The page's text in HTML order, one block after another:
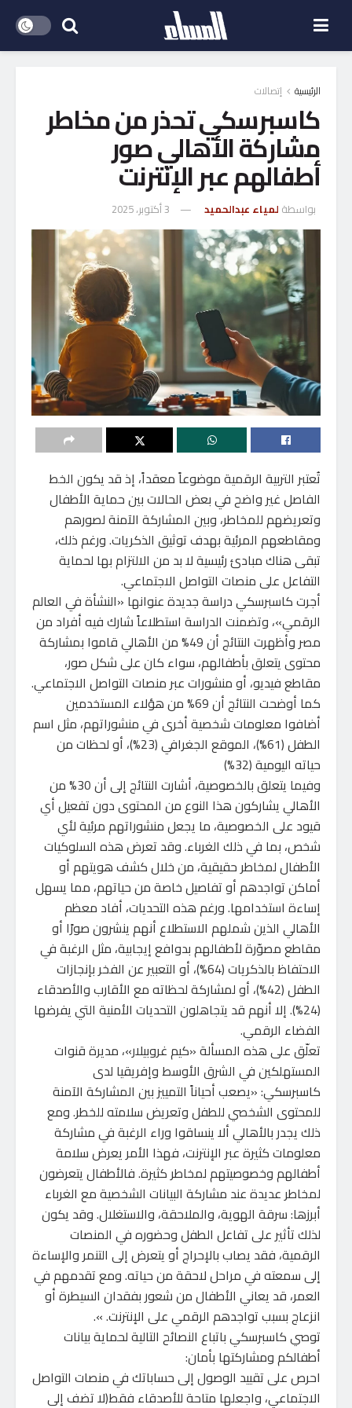
الرئيسية إتصالات
كاسبرسكي تحذر من مخاطر
مشاركة الأهالي صور
أطفالهم عبر الإنترنت
بواسطة لمياء عبدالحميد 3 أكتوبر، 2025
تُعتبر التربية الرقمية موضوعاً معقداً، إذ قد يكون الخط
الفاصل غير واضح في بعض الحالات بين حماية الأطفال
وتعريضهم للمخاطر، وبين المشاركة الآمنة لصورهم
ومقاطعهم المرئية بهدف توثيق الذكريات. ورغم ذلك،
تبقى هناك مبادئ رئيسية لا بد من الالتزام بها لحماية
التفاعل على منصات التواصل الاجتماعي.
أجرت كاسبرسكي دراسة جديدة عنوانها «النشأة في العالم
الرقمي»، وتضمنت الدراسة استطلاعاً شارك فيه أفراد من
مصر وأظهرت النتائج أن 49% من الأهالي قاموا بمشاركة
محتوى يتعلق بأطفالهم، سواء كان على شكل صور،
مقاطع فيديو، أو منشورات عبر منصات التواصل الاجتماعي.
كما أوضحت النتائج أن 69% من هؤلاء المستخدمين
أضافوا معلومات شخصية أخرى في منشوراتهم، مثل اسم
الطفل (61%)، الموقع الجغرافي (23%)، أو لحظات من
حياته اليومية (32%)
وفيما يتعلق بالخصوصية، أشارت النتائج إلى أن 30% من
الأهالي يشاركون هذا النوع من المحتوى دون تفعيل أي
قيود على الخصوصية، ما يجعل منشوراتهم مرئية لأي
شخص، بما في ذلك الغرباء. وقد تعرض هذه السلوكيات
الأطفال لمخاطر حقيقية، من خلال كشف هويتهم أو
أماكن تواجدهم أو تفاصيل خاصة من حياتهم، مما يسهل
إساءة استخدامها. ورغم هذه التحديات، أفاد معظم
الأهالي الذين شملهم الاستطلاع أنهم ينشرون صورًا أو
مقاطع مصوّرة لأطفالهم بدوافع إيجابية، مثل الرغبة في
الاحتفاظ بالذكريات (64%)، أو التعبير عن الفخر بإنجازات
الطفل (42%)، أو لمشاركة لحظاته مع الأقارب والأصدقاء
(24%). إلا أنهم قد يتجاهلون التحديات الأمنية التي يفرضها
الفضاء الرقمي.
تعلّق على هذه المسألة «كيم غروبيلار»، مديرة قنوات
المستهلكين في الشرق الأوسط وإفريقيا لدى
كاسبرسكي: «يصعب أحياناً التمييز بين المشاركة الآمنة
للمحتوى الشخصي للطفل وتعريض سلامته للخطر. ومع
ذلك يجدر بالأهالي ألا ينساقوا وراء الرغبة في مشاركة
معلومات كثيرة عبر الإنترنت، فهذا الأمر يعرض سلامة
أطفالهم وخصوصيتهم لمخاطر كثيرة. فالأطفال يتعرضون
لمخاطر عديدة عند مشاركة البيانات الشخصية مع الغرباء
أبرزها: سرقة الهوية، والملاحقة، والاستغلال. وقد يكون
لذلك تأثير على تفاعل الطفل وحضوره في المنصات
الرقمية، فقد يصاب بالإحراج أو يتعرض إلى التنمر والإساءة
إلى سمعته في مراحل لاحقة من حياته. ومع تقدمهم في
العمر، قد يعاني الأطفال من شعور بفقدان السيطرة أو
انزعاج بسبب تواجدهم الرقمي على الإنترنت. ».
توصي كاسبرسكي باتباع النصائح التالية لحماية بيانات
أطفالكم ومشاركتها بأمان:
احرص على تقييد الوصول إلى حساباتك في منصات التواصل
الاجتماعي، واجعلها متاحة للأصدقاء فقط(لا تضف إلى